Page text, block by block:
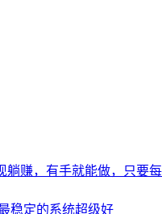
躺赚，有手就能做，只要
稳定的系统超级好